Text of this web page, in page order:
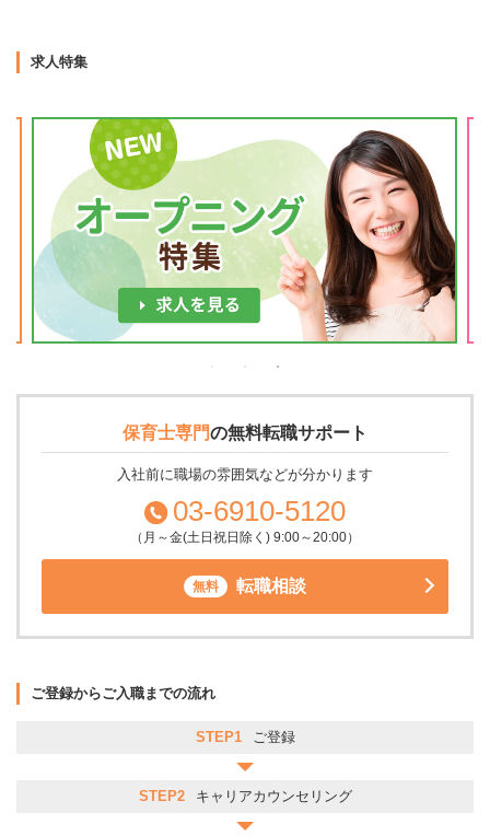
求人特集
保育士専門の無料転職サポート
入社前に職場の雰囲気などが分かります
03-6910-5120
（月～金(土日祝日除く) 9:00～20:00）
無料 転職相談
ご登録からご入職までの流れ
STEP1 ご登録
STEP2 キャリアカウンセリング